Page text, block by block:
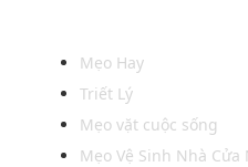
Mẹo Hay
Triết Lý
Mẹo vặt cuộc sống
Mẹo Vệ Sinh Nhà Cửa